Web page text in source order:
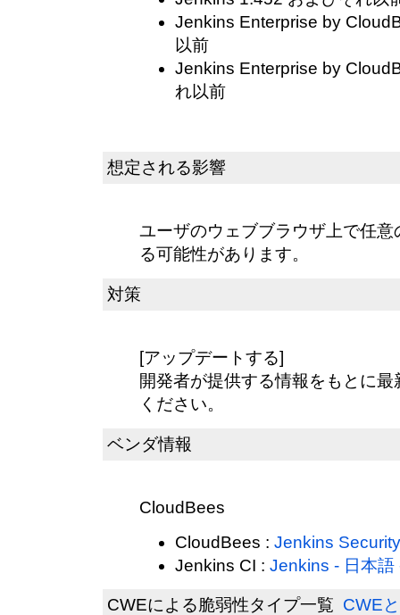
Jenkins Enterprise by
以前
Jenkins Enterprise by
れ以前
想定される影響
ユーザのウェブブラウザ上で任
る可能性があります。
対策
[アップデートする]
開発者が提供する情報をもとに
ください。
ベンダ情報
CloudBees
CloudBees : Jenkins
Jenkins CI : Jenkins - 日本
CWEによる脆弱性タイプ一覧 CWE